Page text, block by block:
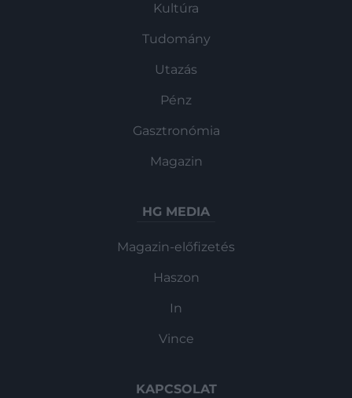
Kultúra
Tudomány
Utazás
Pénz
Gasztronómia
Magazin
HG MEDIA
Magazin-előfizetés
Haszon
In
Vince
KAPCSOLAT